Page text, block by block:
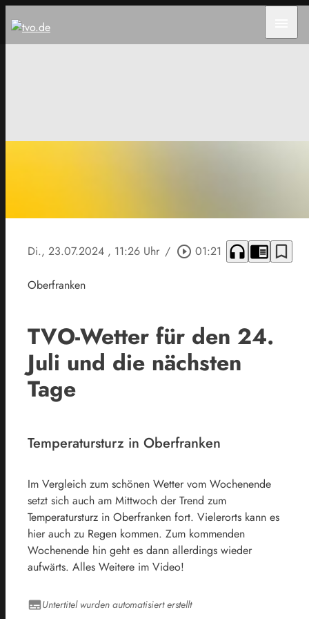
Di., 23.07.2024 , 11:26 Uhr / play_circle_outline 01:21 headphones chrome_reader_mode bookmark_border
Oberfranken
TVO-Wetter für den 24.
Juli und die nächsten
Tage
Temperatursturz in Oberfranken
Im Vergleich zum schönen Wetter vom Wochenende
setzt sich auch am Mittwoch der Trend zum
Temperatursturz in Oberfranken fort. Vielerorts kann es
hier auch zu Regen kommen. Zum kommenden
Wochenende hin geht es dann allerdings wieder
aufwärts. Alles Weitere im Video!
Untertitel wurden automatisiert erstellt